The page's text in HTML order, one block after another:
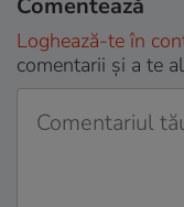
Comentează
Loghează-te în
comentarii și a te